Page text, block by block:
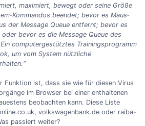
maximiert, bewegt oder seine Größe
beendet; bevor es Maus‐
der Message Queue entfernt; bevor es
bevor es die Message Queue des
computergestütztes Trainingsprogramm
um vom System nützliche
Funktion ist, dass sie wie für diesen Virus
im Browser bei einer enthaltenen
beobachten kann. Diese Liste
volkswagenbank.de oder raiba-
passiert weiter?